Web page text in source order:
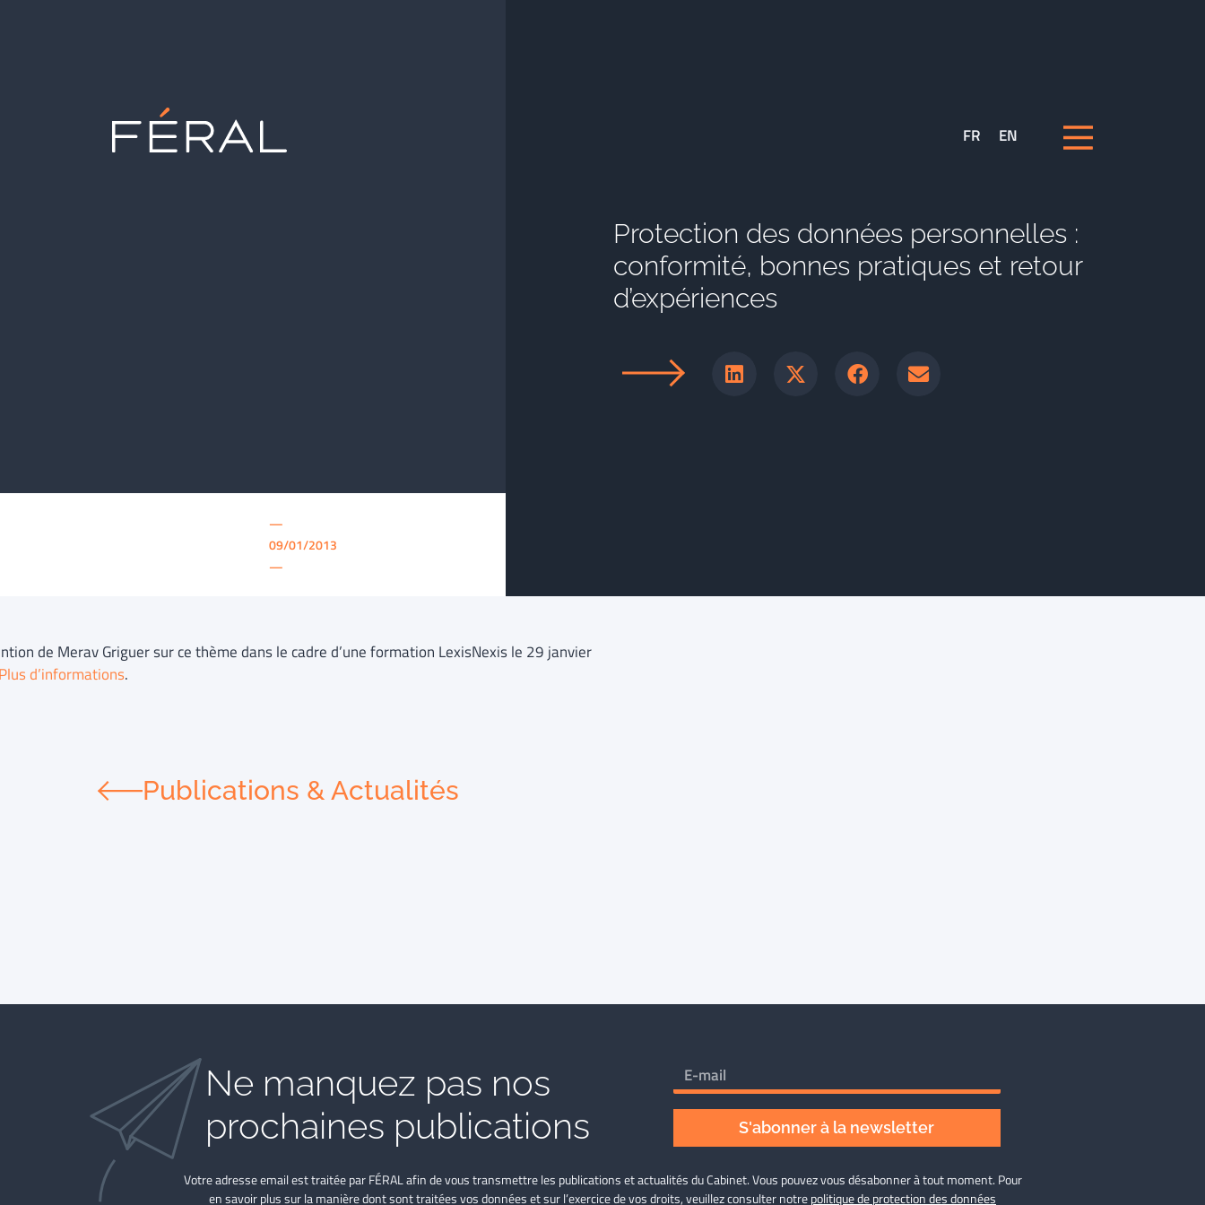
FR EN
—
09/01/2013
—
Protection des données personnelles :
conformité, bonnes pratiques et retour
d’expériences
de Merav Griguer sur ce thème dans le cadre d’une formation LexisNexis le 29 janvier
d’informations.
Publications & Actualités
Ne manquez pas nos
prochaines publications
S'abonner à la newsletter
Votre adresse email est traitée par FÉRAL afin de vous transmettre les publications et actualités du Cabinet. Vous pouvez vous désabonner à tout moment. Pour
en savoir plus sur la manière dont sont traitées vos données et sur l’exercice de vos droits, veuillez consulter notrepolitique de protection des données